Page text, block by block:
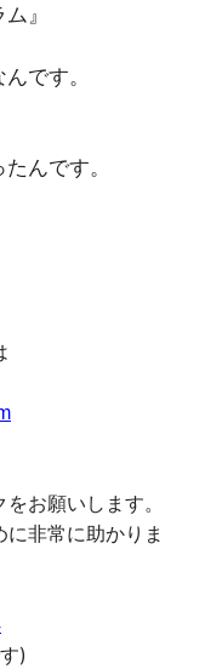
』
です。
んです。
お願いします。
非常に助かりま
)